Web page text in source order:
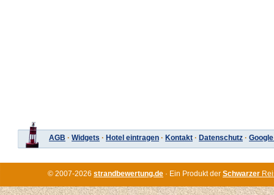
AGB · Widgets · Hotel eintragen · Kontakt · Datenschutz ·
© 2007-2026 strandbewertung.de · Ein Produkt der Schwarzer